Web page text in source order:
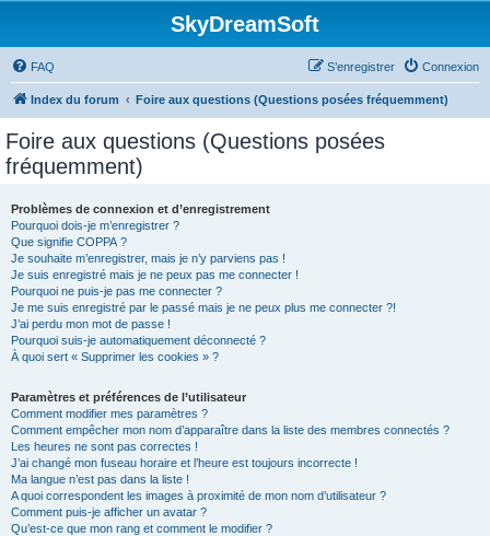
SkyDreamSoft
FAQ Connexion
S’enregistrer
Index du forum Foire aux questions (Questions posées fréquemment)
Foire aux questions (Questions posées
fréquemment)
Problèmes de connexion et d’enregistrement
Pourquoi dois-je m’enregistrer ?
Que signifie COPPA ?
Je souhaite m’enregistrer, mais je n’y parviens pas !
Je suis enregistré mais je ne peux pas me connecter !
Pourquoi ne puis-je pas me connecter ?
Je me suis enregistré par le passé mais je ne peux plus me connecter ?!
J’ai perdu mon mot de passe !
Pourquoi suis-je automatiquement déconnecté ?
À quoi sert « Supprimer les cookies » ?
Paramètres et préférences de l’utilisateur
Comment modifier mes paramètres ?
Comment empêcher mon nom d’apparaître dans la liste des membres connectés ?
Les heures ne sont pas correctes !
J’ai changé mon fuseau horaire et l’heure est toujours incorrecte !
Ma langue n’est pas dans la liste !
A quoi correspondent les images à proximité de mon nom d’utilisateur ?
Comment puis-je afficher un avatar ?
Qu’est-ce que mon rang et comment le modifier ?